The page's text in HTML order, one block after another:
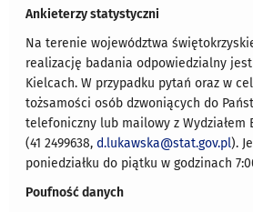
Ankieterzy statystyczni
Na terenie województwa
realizację badania odpowiedzialny
Kielcach. W przypadku pytań oraz w
tożsamości osób dzwoniących do
telefoniczny lub mailowy z Wydziałem
(41 2499638, d.lukawska@stat.gov.pl).
poniedziałku do piątku w godzinach
Poufność danych